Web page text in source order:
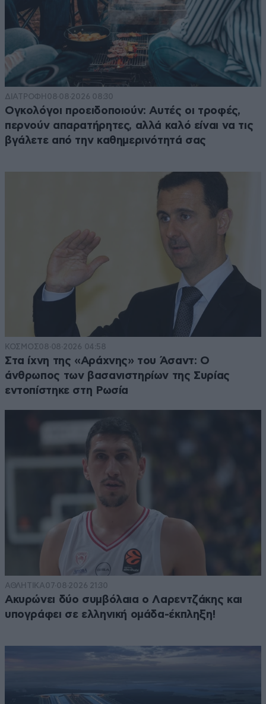
ΔΙΑΤΡΟΦΗ 08·08·2026 08:30
Ογκολόγοι προειδοποιούν: Αυτές οι τροφές,
περνούν απαρατήρητες, αλλά καλό είναι να τις
βγάλετε από την καθημερινότητά σας
ΚΟΣΜΟΣ08·08·2026 04:58
Στα ίχνη της «Αράχνης» του Άσαντ: Ο
άνθρωπος των βασανιστηρίων της Συρίας
εντοπίστηκε στη Ρωσία
ΑΘΛΗΤΙΚΑ07·08·2026 21:30
Ακυρώνει δύο συμβόλαια ο Λαρεντζάκης και
υπογράφει σε ελληνική ομάδα-έκπληξη!